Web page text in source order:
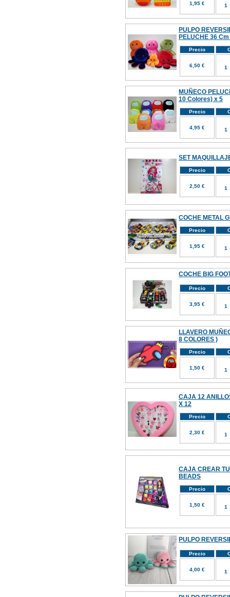
1,95 €
PULPO
PELUCHE 36 Cm
Precio
6,50 €
MUÑECO
10 Colores) x 5
Precio
4,95 €
SET
Precio
2,50 €
COCHE METAL
Precio
1,95 €
COCHE BIG
Precio
3,95 €
LLAVERO
8 COLORES )
Precio
1,50 €
CAJA 12
X 12
Precio
2,30 €
CAJA CREAR
BEADS
Precio
1,50 €
PULPO
Precio
4,00 €